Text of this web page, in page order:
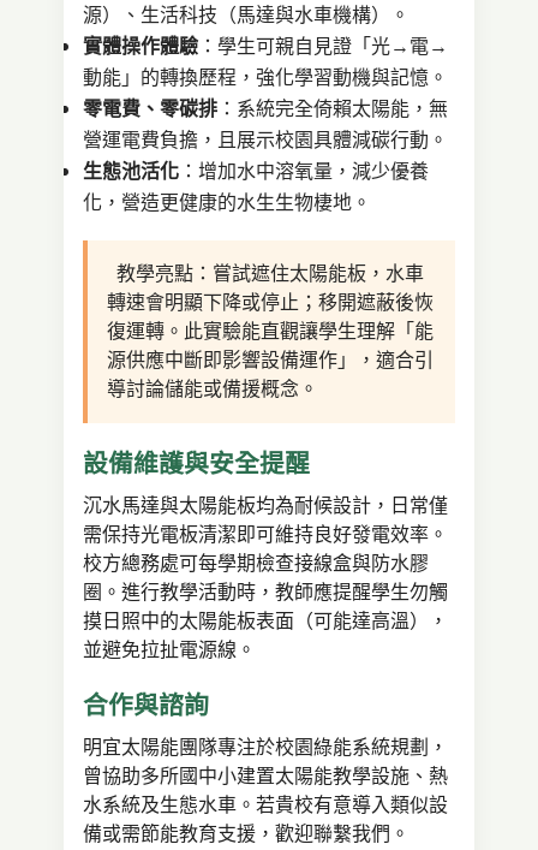
源）、生活科技（馬達與水車機構）。
實體操作體驗：學生可親自見證「光→電→
動能」的轉換歷程，強化學習動機與記憶。
零電費、零碳排：系統完全倚賴太陽能，無
營運電費負擔，且展示校園具體減碳行動。
生態池活化：增加水中溶氧量，減少優養
化，營造更健康的水生生物棲地。
教學亮點：嘗試遮住太陽能板，水車
轉速會明顯下降或停止；移開遮蔽後恢
復運轉。此實驗能直觀讓學生理解「能
源供應中斷即影響設備運作」，適合引
導討論儲能或備援概念。
設備維護與安全提醒
沉水馬達與太陽能板均為耐候設計，日常僅
需保持光電板清潔即可維持良好發電效率。
校方總務處可每學期檢查接線盒與防水膠
圈。進行教學活動時，教師應提醒學生勿觸
摸日照中的太陽能板表面（可能達高溫），
並避免拉扯電源線。
合作與諮詢
明宜太陽能團隊專注於校園綠能系統規劃，
曾協助多所國中小建置太陽能教學設施、熱
水系統及生態水車。若貴校有意導入類似設
備或需節能教育支援，歡迎聯繫我們。